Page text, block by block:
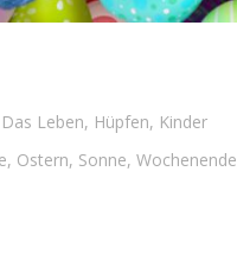
Das Leben, Hüpfen, Kinder
, Ostern, Sonne, Wochenende